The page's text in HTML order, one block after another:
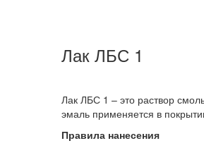
Лак ЛБС 1
Лак ЛБС 1 – это раствор
эмаль применяется в
Правила нанесения